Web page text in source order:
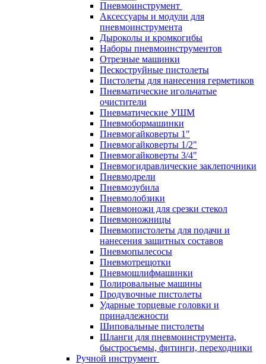
Пневмоинструмент
Аксессуары и модули для
пневмоинструмента
Дыроколы и кромкогибы
Наборы пневмоинструментов
Отрезные машинки
Пескоструйные пистолеты
Пистолеты для нанесения герметиков
Пневматические игольчатые
очистители
Пневматические УШМ
Пневмобормашинки
Пневмогайковерты 1"
Пневмогайковерты 1/2"
Пневмогайковерты 3/4"
Пневмогидравлические заклепочники
Пневмодрели
Пневмозубила
Пневмолобзики
Пневмоножи для срезки стекол
Пневмоножницы
Пневмопистолеты для подачи и
нанесения защитных составов
Пневмопылесосы
Пневмотрещотки
Пневмошлифмашинки
Полировальные машины
Продувочные пистолеты
Ударные торцевые головки и
принадлежности
Шиповальные пистолеты
Шланги для пневмоинструмента,
быстросъемы, фитинги, переходники
Ручной инструмент